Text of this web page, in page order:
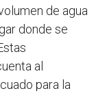
de agua
donde se
al
para la